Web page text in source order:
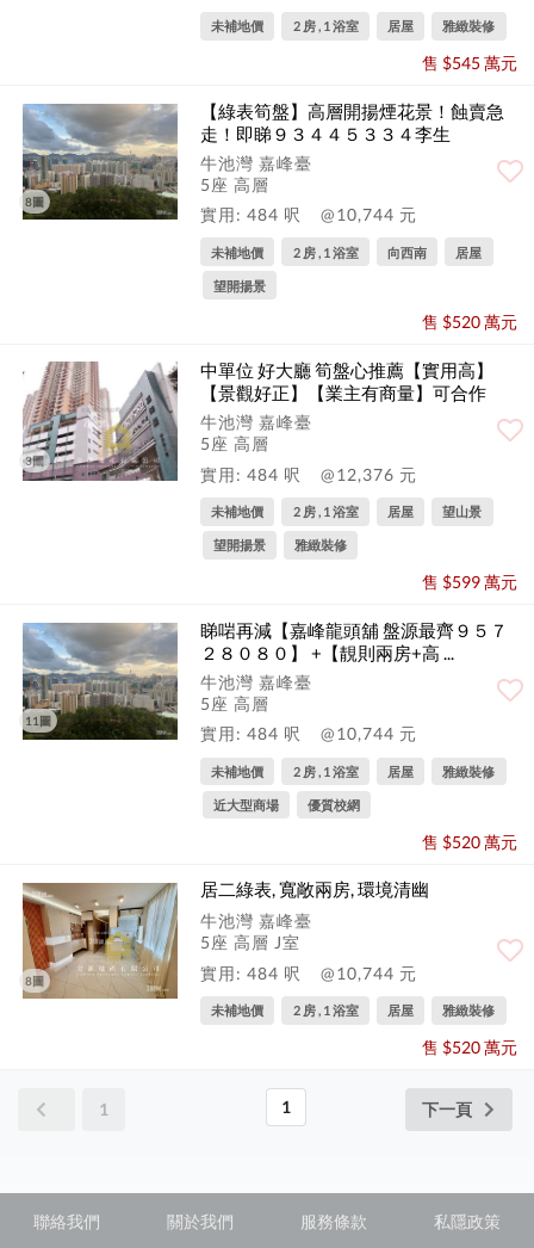
未補地價 2 房 , 1 浴室 居屋 雅緻裝修
售 $545 萬元
8圖
【綠表筍盤】高層開揚煙花景！蝕賣急
走！即睇９３４４５３３４李生
牛池灣 嘉峰臺
5座 高層
實用: 484 呎
@10,744 元
未補地價 2 房 , 1 浴室 向西南 居屋
望開揚景
售 $520 萬元
3圖
中單位 好大廳 筍盤心推薦【實用高】
【景觀好正】【業主有商量】可合作
牛池灣 嘉峰臺
5座 高層
實用: 484 呎
@12,376 元
未補地價 2 房 , 1 浴室 居屋 望山景
望開揚景 雅緻裝修
售 $599 萬元
11圖
睇啱再減【嘉峰龍頭舖 盤源最齊９５７
２８０８０】 +【靚則兩房+高 ...
牛池灣 嘉峰臺
5座 高層
實用: 484 呎
@10,744 元
未補地價 2 房 , 1 浴室 居屋 雅緻裝修
近大型商場 優質校網
售 $520 萬元
8圖
居二綠表, 寬敞兩房, 環境清幽
牛池灣 嘉峰臺
5座 高層 J室
實用: 484 呎
@10,744 元
未補地價 2 房 , 1 浴室 居屋 雅緻裝修
售 $520 萬元
1 1 下一頁
聯絡我們 關於我們 服務條款 私隱政策